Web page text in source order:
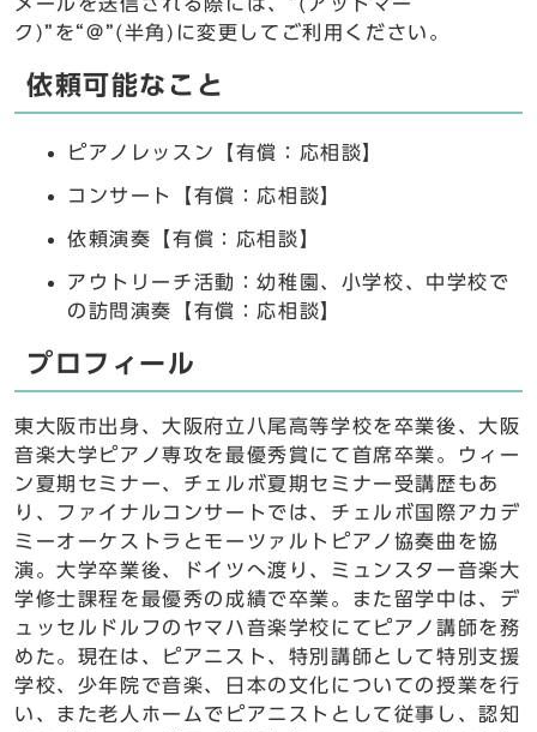
ク)”を“@”(半角)に変更してご利用ください。
依頼可能なこと
ピアノレッスン【有償：応相談】
コンサート【有償：応相談】
依頼演奏【有償：応相談】
アウトリーチ活動：幼稚園、小学校、中学校で
の訪問演奏【有償：応相談】
プロフィール
東大阪市出身、大阪府立八尾高等学校を卒業後、大阪
音楽大学ピアノ専攻を最優秀賞にて首席卒業。ウィー
ン夏期セミナー、チェルボ夏期セミナー受講歴もあ
り、ファイナルコンサートでは、チェルボ国際アカデ
ミーオーケストラとモーツァルトピアノ協奏曲を協
演。大学卒業後、ドイツへ渡り、ミュンスター音楽大
学修士課程を最優秀の成績で卒業。また留学中は、デ
ュッセルドルフのヤマハ音楽学校にてピアノ講師を務
めた。現在は、ピアニスト、特別講師として特別支援
学校、少年院で音楽、日本の文化についての授業を行
い、また老人ホームでピアニストとして従事し、認知